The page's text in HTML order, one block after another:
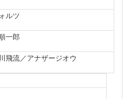
ルツ
一郎
飛流／アナザージオウ